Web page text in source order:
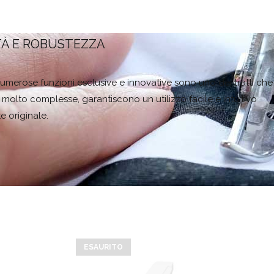
E ROBUSTEZZA
funzioni esclusive e innovative sono uno dei tratti che
complesse, garantiscono un utilizzo facile e intuitivo
originale.
ESAURITO